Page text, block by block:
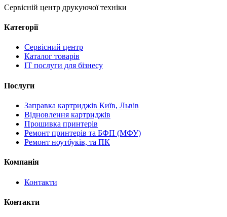
Сервісній центр друкуючої техніки
Категорії
Сервісний центр
Каталог товарів
IT послуги для бізнесу
Послуги
Заправка картриджів Київ, Львів
Відновлення картриджів
Прошивка принтерів
Ремонт принтерів та БФП (МФУ)
Ремонт ноутбуків, та ПК
Компанія
Контакти
Контакти